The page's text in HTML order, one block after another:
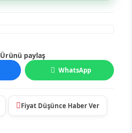
Ürünü paylaş
WhatsApp
Fiyat Düşünce Haber Ver